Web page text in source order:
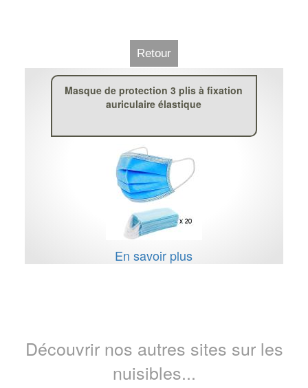
Retour
Masque de protection 3 plis à fixation
auriculaire élastique
En savoir plus
Découvrir nos autres sites sur les
nuisibles...